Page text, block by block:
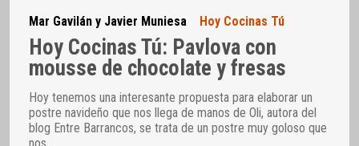
Mar Gavilán y Javier Muniesa Hoy Cocinas Tú
Hoy Cocinas Tú: Pavlova con
mousse de chocolate y fresas
Hoy tenemos una interesante propuesta para elaborar un
postre navideño que nos llega de manos de Oli, autora del
blog Entre Barrancos, se trata de un postre muy goloso que